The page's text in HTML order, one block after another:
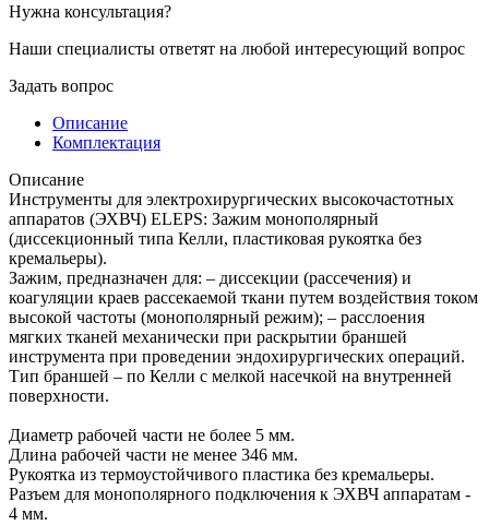
Нужна консультация?
Наши специалисты ответят на любой интересующий вопрос
Задать вопрос
Описание
Комплектация
Описание
Инструменты для электрохирургических высокочастотных
аппаратов (ЭХВЧ) ELEPS: Зажим монополярный
(диссекционный типа Келли, пластиковая рукоятка без
кремальеры).
Зажим, предназначен для: – диссекции (рассечения) и
коагуляции краев рассекаемой ткани путем воздействия током
высокой частоты (монополярный режим); – расслоения
мягких тканей механически при раскрытии браншей
инструмента при проведении эндохирургических операций.
Тип браншей – по Келли с мелкой насечкой на внутренней
поверхности.
Диаметр рабочей части не более 5 мм.
Длина рабочей части не менее 346 мм.
Рукоятка из термоустойчивого пластика без кремальеры.
Разъем для монополярного подключения к ЭХВЧ аппаратам -
4 мм.